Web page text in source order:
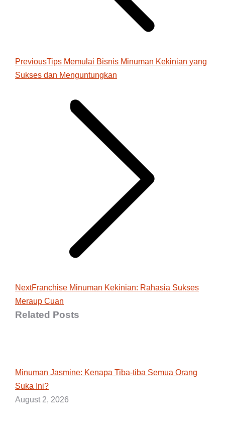
PreviousPrevious
post:
Tips Memulai Bisnis Minuman Kekinian yang
Sukses dan Menguntungkan
NextNext
post:
Franchise Minuman Kekinian: Rahasia Sukses
Meraup Cuan
Related Posts
Minuman Jasmine: Kenapa Tiba-tiba Semua Orang
Suka Ini?
August 2, 2026